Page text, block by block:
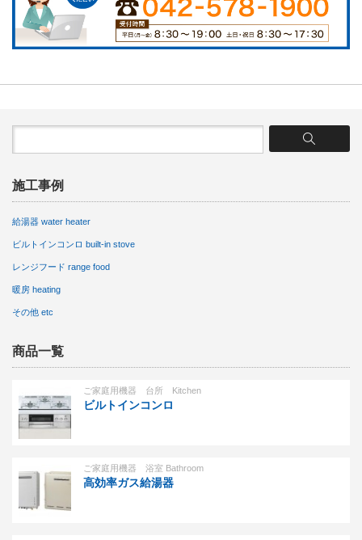
施工事例
給湯器 water heater
ビルトインコンロ built-in stove
レンジフード range food
暖房 heating
その他 etc
商品一覧
ご家庭用機器 台所 Kitchen
ビルトインコンロ
ご家庭用機器 浴室 Bathroom
高効率ガス給湯器